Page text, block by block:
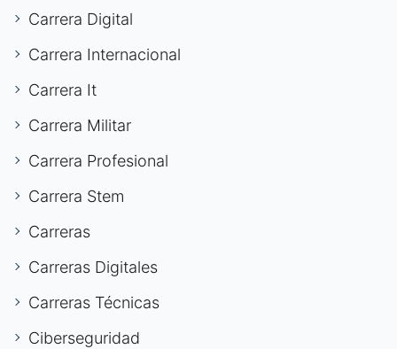
Carrera Digital
Carrera Internacional
Carrera It
Carrera Militar
Carrera Profesional
Carrera Stem
Carreras
Carreras Digitales
Carreras Técnicas
Ciberseguridad